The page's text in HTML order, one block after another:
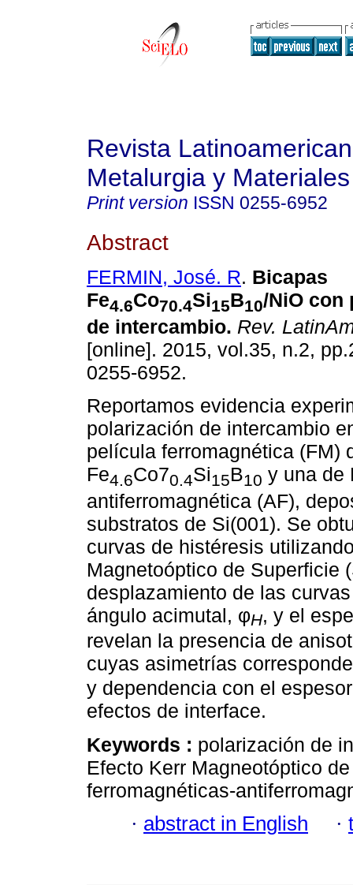
Revista
Metalurgia y Materiales
Print version ISSN 0255-6952
Abstract
FERMIN, José. R. Bicapas
Fe4.6Co70.4Si15B10/NiO con
de intercambio. Rev.
[online]. 2015, vol.35, n.2,
0255-6952.
Reportamos evidencia
polarización de intercambio
película ferromagnética (FM)
Fe4.6Co70.4Si15B10 y una de
antiferromagnética (AF),
substratos de Si(001). Se
curvas de histéresis
Magnetoóptico de Superficie
desplazamiento de las
ángulo acimutal, φH, y el
revelan la presencia de
cuyas asimetrías
y dependencia con el
efectos de interface.
Keywords : polarización de
Efecto Kerr Magneotóptico
ferromagnéticas-
· abstract in English ·